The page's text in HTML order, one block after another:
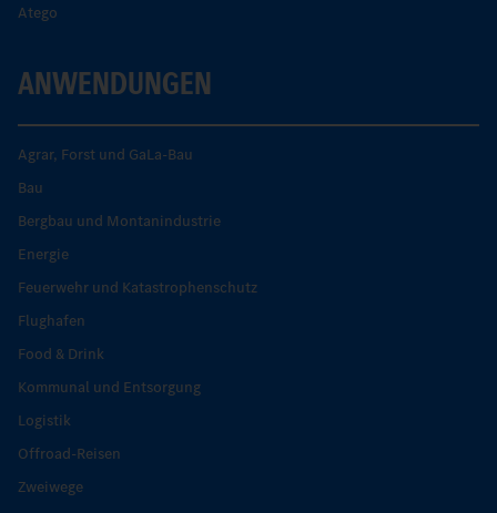
Atego
ANWENDUNGEN
Agrar, Forst und GaLa-Bau
Bau
Bergbau und Montanindustrie
Energie
Feuerwehr und Katastrophenschutz
Flughafen
Food & Drink
Kommunal und Entsorgung
Logistik
Offroad-Reisen
Zweiwege